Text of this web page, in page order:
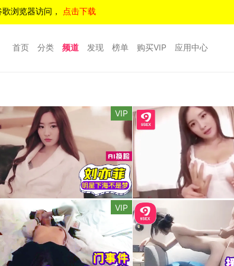
浏览器访问， 点击下载
首页 分类 频道 发现 榜单 购买VIP 应用中心
VIP
VIP